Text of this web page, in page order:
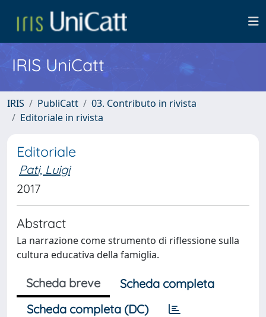
IRIS UniCatt
IRIS PubliCatt
03. Contributo in rivista
Editoriale in rivista
Editoriale
Pati, Luigi
2017
Abstract
La narrazione come strumento di riflessione sulla
cultura educativa della famiglia.
Scheda breve
Scheda completa
Scheda completa (DC)